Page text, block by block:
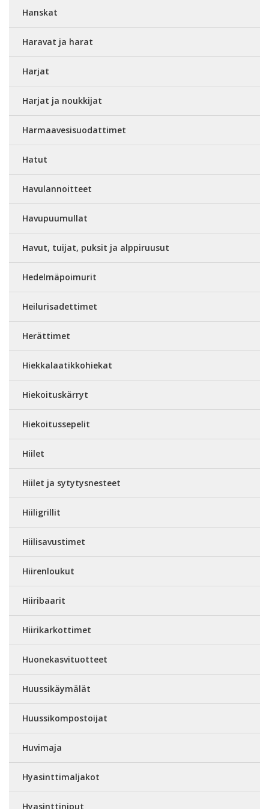
Hanskat
Haravat ja harat
Harjat
Harjat ja noukkijat
Harmaavesisuodattimet
Hatut
Havulannoitteet
Havupuumullat
Havut, tuijat, puksit ja alppiruusut
Hedelmäpoimurit
Heilurisadettimet
Herättimet
Hiekkalaatikkohiekat
Hiekoituskärryt
Hiekoitussepelit
Hiilet
Hiilet ja sytytysnesteet
Hiiligrillit
Hiilisavustimet
Hiirenloukut
Hiiribaarit
Hiirikarkottimet
Huonekasvituotteet
Huussikäymälät
Huussikompostoijat
Huvimaja
Hyasinttimaljakot
Hyasinttiniput